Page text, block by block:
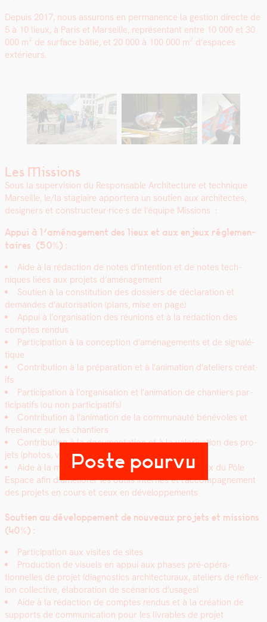
Poste pourvu
Depuis 2017, nous assurons en per­ma­nence la ges­tion directe de
5 à 10 lieux, à Paris et Mar­seille, représen­tant entre 10 000 et 30
000 m² de sur­face bâtie, et 20 000 à 100 000 m² d’espaces
extérieurs.
Les Missions
Sous la super­vi­sion du Respon­s­able Archi­tec­ture et tech­nique
Mar­seille, le/la sta­giaire apportera un sou­tien aux archi­tectes,
design­ers et constructeur·rice·s de l’équipe Mis­sions :
Appui à l’aménagement des lieux et aux enjeux régle­men­
taires (50%) :
Aide à la rédac­tion de notes d’intention et de notes tech­
niques liées aux pro­jets d’aménagement
Sou­tien à la con­sti­tu­tion des dossiers de déc­la­ra­tion et
deman­des d’au­tori­sa­tion (plans, mise en page)
Appui à l’organisation des réu­nions et à la rédac­tion des
comptes ren­dus
Par­tic­i­pa­tion à la con­cep­tion d’aménagements et de sig­nalé­
tique
Con­tri­bu­tion à la pré­pa­ra­tion et à l’animation d’ateliers créat­
ifs
Par­tic­i­pa­tion à l’organisation et l’animation de chantiers par­
tic­i­pat­ifs (ou non par­tic­i­pat­ifs)
Con­tri­bu­tion à l’an­i­ma­tion de la com­mu­nauté bénév­oles et
free­lance sur les chantiers
Con­tri­bu­tion à la doc­u­men­ta­tion et à la val­ori­sa­tion des pro­
jets (pho­tos, vidéos, textes…)
Aide à la mise à jour des doc­u­ments trans­ver­saux du Pôle
Espace afin d’améliorer les out­ils internes et l’accompagnement
des pro­jets en cours et ceux en développe­ments
Sou­tien au développe­ment de nou­veaux pro­jets et mis­sions
(40%) :
Par­tic­i­pa­tion aux vis­ites de sites
Pro­duc­tion de visuels en appui aux phas­es pré-opéra­
tionnelles de pro­jet (diag­nos­tics archi­tec­turaux, ate­liers de réflex­
ion col­lec­tive, élab­o­ra­tion de scé­nar­ios d’usages)
Aide à la rédac­tion de comptes ren­dus et à la créa­tion de
sup­ports de com­mu­ni­ca­tion pour les livrables de pro­jet